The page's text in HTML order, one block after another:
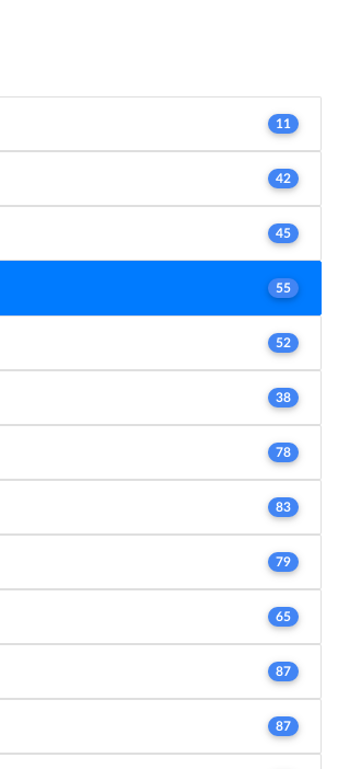
11
42
45
55
52
38
78
83
79
65
87
87